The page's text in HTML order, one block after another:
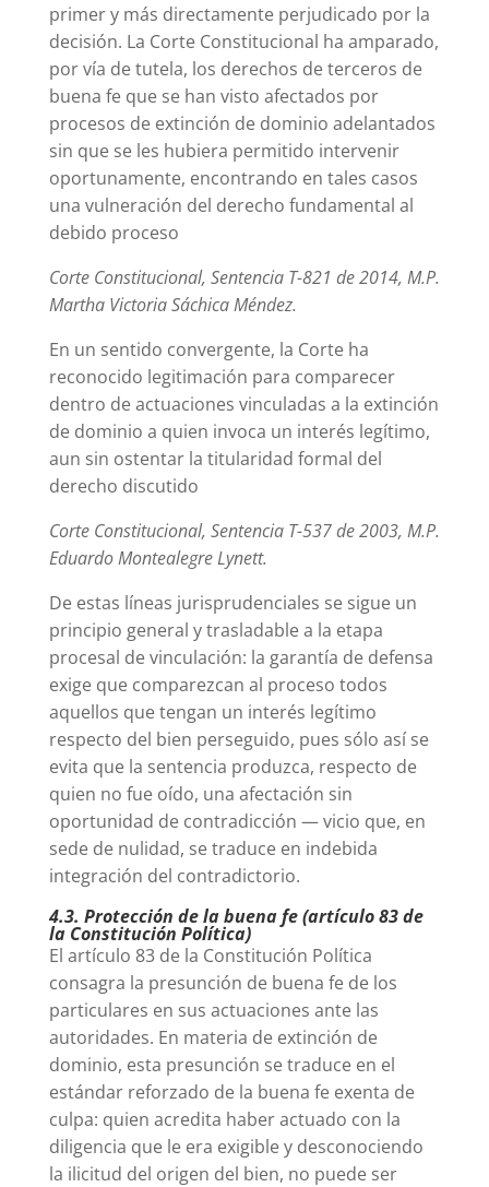
primer y más directamente perjudicado por la
decisión. La Corte Constitucional ha amparado,
por vía de tutela, los derechos de terceros de
buena fe que se han visto afectados por
procesos de extinción de dominio adelantados
sin que se les hubiera permitido intervenir
oportunamente, encontrando en tales casos
una vulneración del derecho fundamental al
debido proceso
Corte Constitucional, Sentencia T-821 de 2014, M.P.
Martha Victoria Sáchica Méndez.
En un sentido convergente, la Corte ha
reconocido legitimación para comparecer
dentro de actuaciones vinculadas a la extinción
de dominio a quien invoca un interés legítimo,
aun sin ostentar la titularidad formal del
derecho discutido
Corte Constitucional, Sentencia T-537 de 2003, M.P.
Eduardo Montealegre Lynett.
De estas líneas jurisprudenciales se sigue un
principio general y trasladable a la etapa
procesal de vinculación: la garantía de defensa
exige que comparezcan al proceso todos
aquellos que tengan un interés legítimo
respecto del bien perseguido, pues sólo así se
evita que la sentencia produzca, respecto de
quien no fue oído, una afectación sin
oportunidad de contradicción — vicio que, en
sede de nulidad, se traduce en indebida
integración del contradictorio.
4.3. Protección de la buena fe (artículo 83 de
la Constitución Política)
El artículo 83 de la Constitución Política
consagra la presunción de buena fe de los
particulares en sus actuaciones ante las
autoridades. En materia de extinción de
dominio, esta presunción se traduce en el
estándar reforzado de la buena fe exenta de
culpa: quien acredita haber actuado con la
diligencia que le era exigible y desconociendo
la ilicitud del origen del bien, no puede ser